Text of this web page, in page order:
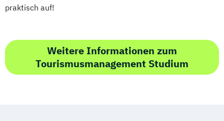
praktisch auf!
Weitere Informationen zum
Tourismusmanagement Studium